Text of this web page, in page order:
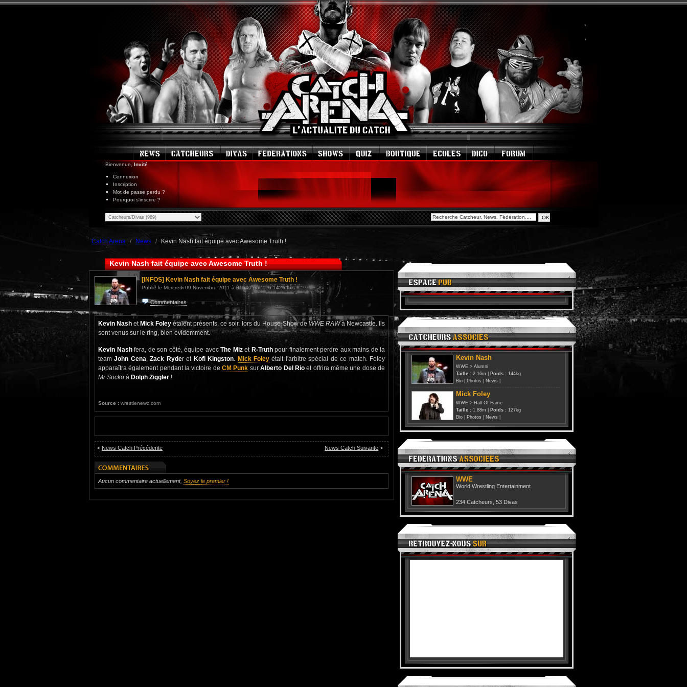
Bienvenue, Invité
Connexion
Inscription
Mot de passe perdu ?
Pourquoi s'inscrire ?
Catch Arena News Kevin Nash fait équipe avec Awesome Truth !
Kevin Nash fait équipe avec Awesome Truth !
[INFOS] Kevin Nash fait équipe avec Awesome Truth !
Publié le Mercredi 09 Novembre 2011 à 01h40 par - Lu 1425 fois
Commentaires
Kevin Nash etMick Foley étaient présents, ce soir, lors du House-Show de WWE RAWà Newcastle. Ils
sont venus sur le ring, bien évidemment.
Kevin Nashfera, de son côté, équipe avecThe Miz et R-Truthpour finalement perdre aux mains de la
teamJohn Cena ,Zack Ryder et Kofi Kingston Mick Foleyétait l'arbitre spécial de ce match. Foley
apparaîtra également pendant la victoire de CM Punk surAlberto Del Rioet offrira même une dose de
Mr.Socko à Dolph Ziggler !
Source : wrestlenewz.com
< News Catch Précédente News Catch Suivante >
Aucun commentaire actuellement, Soyez le premier !
Kevin Nash
WWE > Alumni
Taille : 2.16m | Poids : 144kg
Bio
Photos News
Mick Foley
WWE > Hall Of Fame
Taille : 1.88m | Poids : 127kg
Bio
Photos News
WWE
World Wrestling Entertainment
234 Catcheurs 53 Divas